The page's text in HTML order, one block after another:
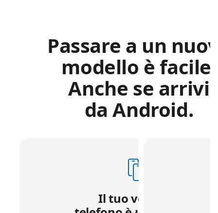
Passare a un
modello è facile.
Anche se arrivi
da Android.
Il tuo vecchio